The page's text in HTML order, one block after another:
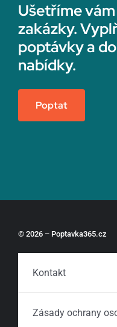
Ušetříme vám
zakázky.
poptávky a
nabídky.
Poptat
© 2026 – Poptavka365.cz
Kontakt
Zásady ochrany